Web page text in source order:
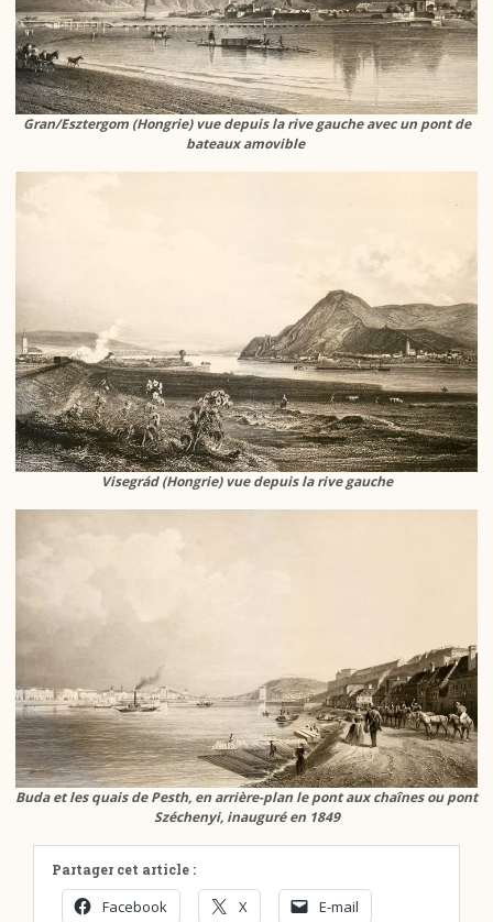
Gran/Esztergom (Hongrie) vue depuis la rive gauche avec un pont de
bateaux amovible
Visegrád (Hongrie) vue depuis la rive gauche
Buda et les quais de Pesth, en arrière-plan le pont aux chaînes ou pont
Széchenyi, inauguré en 1849
Partager cet article :
Facebook X E-mail